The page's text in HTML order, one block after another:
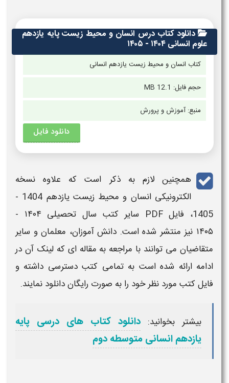
دانلود کتاب درس انسان و محیط زیست پایه یازدهم
علوم انسانی ۱۴۰۴ - ۱۴۰۵
کتاب انسان و محیط زیست یازدهم انسانی
حجم فایل: 12.1 MB
منبع: آموزش و پرورش
دانلود فایل
همچنین لازم به ذکر است که علاوه نسخه
الکترونیکیانسان و محیط زیستیازدهم
1404 -
1405، فایلPDF سایر کتب سال تحصیلی
۱۴۰۴ -
۱۴۰۵ نیز منتشر شده است. دانش آموزان، معلمان و سایر
متقاضیان می توانند با مراجعه به مقاله ای که لینک آن در
ادامه ارائه شده است به تمامی کتب دسترسی داشته و
فایل کتب مورد نظر خود را به صورت رایگاندانلود نمایند.
بیشتر بخوانید: دانلود کتاب های درسی پایه
یازدهم انسانی متوسطه دوم